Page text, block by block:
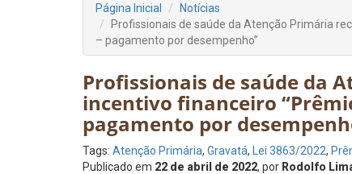
Página Inicial
Notícias
Profissionais de saúde da Atenção Primária
– pagamento por desempenho”
Profissionais de saúde da
incentivo financeiro
pagamento por
Tags: Atenção Primária, Gravatá, Lei 3863/2022,
Publicado em 22 de abril de 2022, por Rodolfo